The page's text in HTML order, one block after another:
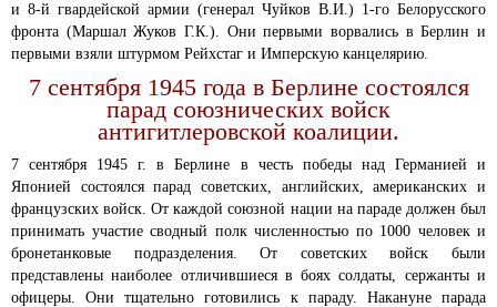
и 8-й гвардейской армии (генерал Чуйков В.И.) 1-го Белорусского
фронта (Маршал Жуков Г.К.). Они первыми ворвались в Берлин и
первыми взяли штурмом Рейхстаг и Имперскую канцелярию.
7 сентября 1945 года в Берлине состоялся
парад союзнических войск
антигитлеровской коалиции.
7 сентября 1945 г. в Берлине в честь победы над Германией и
Японией состоялся парад советских, английских, американских и
французских войск. От каждой союзной нации на параде должен был
принимать участие сводный полк численностью по 1000 человек и
бронетанковые подразделения. От советских войск были
представлены наиболее отличившиеся в боях солдаты, сержанты и
офицеры. Они тщательно готовились к параду. Накануне парада